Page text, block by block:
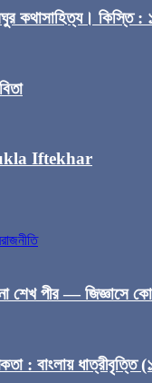
কথাসাহিত্য। কিস্তি :
Iftekhar
রাজনীতি
শেখ পীর — জিজ্ঞাসে
: বাংলায়